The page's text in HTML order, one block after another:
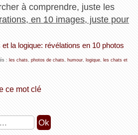
à comprendre, juste les
en 10 images, juste pour
la logique: révélations en 10 photos
: les chats, photos de chats, humour, logique, les chats et
ce mot clé